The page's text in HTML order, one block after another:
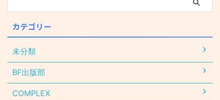
カテゴリー
未分類
BF出版部
COMPLEX